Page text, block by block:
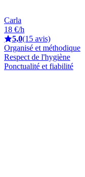
Carla
18 €/h
5,0(15 avis)
Organisé et méthodique
Respect de l'hygiène
Ponctualité et fiabilité